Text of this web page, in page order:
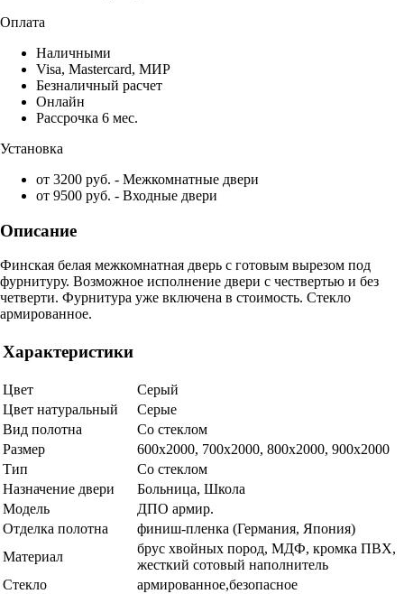
Оплата
Наличными
Visa, Mastercard, МИР
Безналичный расчет
Онлайн
Рассрочка 6 мес.
Установка
от 3200 руб. - Межкомнатные двери
от 9500 руб. - Входные двери
Описание
Финская белая межкомнатная дверь с готовым вырезом под
фурнитуру. Возможное исполнение двери с чествертью и без
четверти. Фурнитура уже включена в стоимость. Стекло
армированное.
Характеристики
Цвет
Серый
Цвет натуральный
Серые
Вид полотна
Со стеклом
Размер
600x2000, 700x2000, 800x2000, 900x2000
Тип
Со стеклом
Назначение двери
Больница, Школа
Модель
ДПО армир.
Отделка полотна
финиш-пленка (Германия, Япония)
Материал
брус хвойных пород, МДФ, кромка ПВХ,
жесткий сотовый наполнитель
Стекло
армированное,безопасное